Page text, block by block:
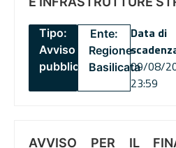
Tipo:
Avviso
pubblico
Ente:
Regione
Basilicata
Data di
09/08/
23:59
AVVISO PER IL